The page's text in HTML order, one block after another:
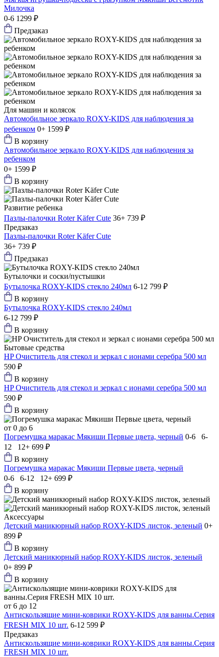
Милочка
0-6 1299 ₽
Предзаказ
Для машин и колясок
Автомобильное зеркало ROXY-KIDS для наблюдения за
ребенком 0+ 1599 ₽
В корзину
Автомобильное зеркало ROXY-KIDS для наблюдения за
ребенком
0+ 1599 ₽
В корзину
Развитие ребенка
Пазлы-палочки Roter Käfer Cute 36+ 739 ₽
Предзаказ
Пазлы-палочки Roter Käfer Cute
36+ 739 ₽
Предзаказ
Бутылочки и соски/пустышки
Бутылочка ROXY-KIDS стекло 240мл 6-12 799 ₽
В корзину
Бутылочка ROXY-KIDS стекло 240мл
6-12 799 ₽
В корзину
Бытовые средства
HP Очиститель для стекол и зеркал с ионами серебра 500 мл
590 ₽
В корзину
HP Очиститель для стекол и зеркал с ионами серебра 500 мл
590 ₽
В корзину
от 0 до 6
Погремушка маракас Мякиши Первые цвета, черный 0-6 6-
12 12+ 699 ₽
В корзину
Погремушка маракас Мякиши Первые цвета, черный
0-6 6-12 12+ 699 ₽
В корзину
Аксессуары
Детский маникюрный набор ROXY-KIDS листок, зеленый 0+
899 ₽
В корзину
Детский маникюрный набор ROXY-KIDS листок, зеленый
0+ 899 ₽
В корзину
от 6 до 12
Антискользящие мини-коврики ROXY-KIDS для ванны.Серия
FRESH MIX 10 шт. 6-12 599 ₽
Предзаказ
Антискользящие мини-коврики ROXY-KIDS для ванны.Серия
FRESH MIX 10 шт.